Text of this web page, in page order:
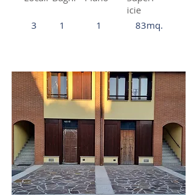
3 1 1
icie
83mq.